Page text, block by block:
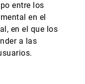
entre los
en el
en el que los
a las